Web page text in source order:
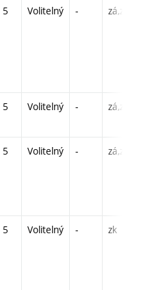
5 Volitelný - zá,zk
5 Volitelný - zá,zk
5 Volitelný - zá,zk
5 Volitelný - zk